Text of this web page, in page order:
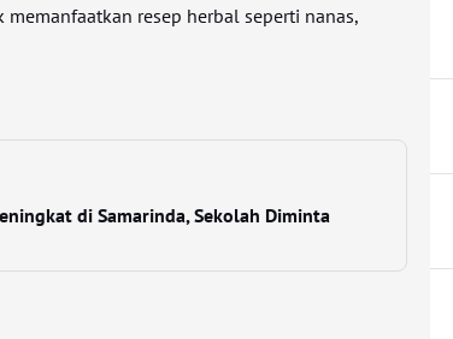
resep herbal seperti nanas,
di Samarinda, Sekolah Diminta